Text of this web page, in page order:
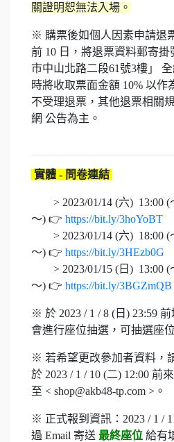
關證明恕無法入場。
※ 購票後如個人因素申請退
前 10 日，將退票資料郵寄
市中山北路二段61號3樓」
時將收取票面金額 10% 以作
不受理退票，其他退票相關
網 公告為主。
實體 - 問卷連結
> 2023/01/14 (六) 13:00 (
～) 👉 https://bit.ly/3hoYoBT
> 2023/01/14 (六) 18:00 (
～) 👉 https://bit.ly/3HEzb0G
> 2023/01/15 (日) 13:00 (
～) 👉 https://bit.ly/3BGZmQB
※ 於 2023 / 1 / 8 (日) 23:59
會進行座位抽選，可抽選座
※ 若希望更改參加者資料，
於 2023 / 1 / 10 (二) 12:00 前
至 < shop@akb48-tp.com > 。
※ 正式報到資訊：2023 / 1 /
過 Email 寄送 最終座位 給有